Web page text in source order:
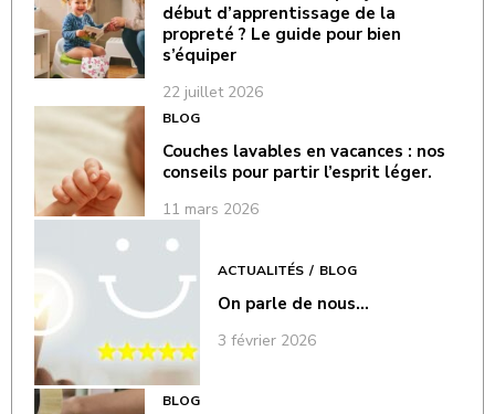
début d’apprentissage de la
propreté ? Le guide pour bien
s’équiper
22 juillet 2026
BLOG
Couches lavables en vacances : nos
conseils pour partir l’esprit léger.
11 mars 2026
ACTUALITÉS BLOG
On parle de nous…
3 février 2026
BLOG